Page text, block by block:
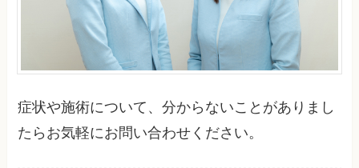
症状や施術について、分からないことがありまし
たらお気軽にお問い合わせください。